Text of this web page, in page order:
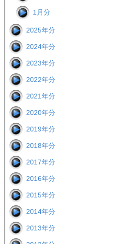
1月分
2025年分
2024年分
2023年分
2022年分
2021年分
2020年分
2019年分
2018年分
2017年分
2016年分
2015年分
2014年分
2013年分